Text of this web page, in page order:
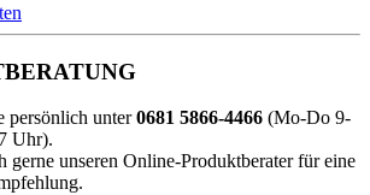
persönlich unter0681 5866-4466 (Mo-Do 9-
Uhr).
gerne unseren Online-Produktberater für eine